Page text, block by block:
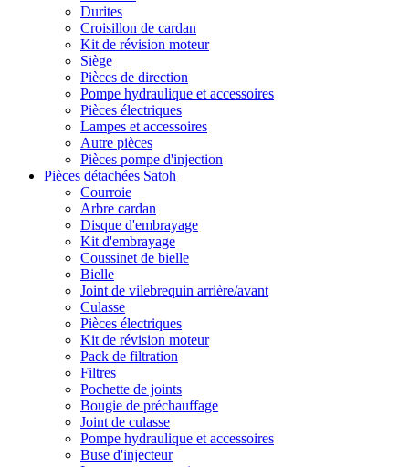
Durites
Croisillon de cardan
Kit de révision moteur
Siège
Pièces de direction
Pompe hydraulique et accessoires
Pièces électriques
Lampes et accessoires
Autre pièces
Pièces pompe d'injection
Pièces détachées Satoh
Courroie
Arbre cardan
Disque d'embrayage
Kit d'embrayage
Coussinet de bielle
Bielle
Joint de vilebrequin arrière/avant
Culasse
Pièces électriques
Kit de révision moteur
Pack de filtration
Filtres
Pochette de joints
Bougie de préchauffage
Joint de culasse
Pompe hydraulique et accessoires
Buse d'injecteur